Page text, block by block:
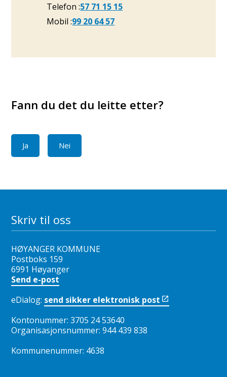
Telefon57 71 15 15
Mobil99 20 64 57
Fann du det du leitte etter?
Ja Nei
Skriv til oss
HØYANGER KOMMUNE
Postboks 159
6991 Høyanger
Send e-post
eDialog: send sikker elektronisk post
Kontonummer: 3705 24 53640
Organisasjonsnummer: 944 439 838
Kommunenummer: 4638